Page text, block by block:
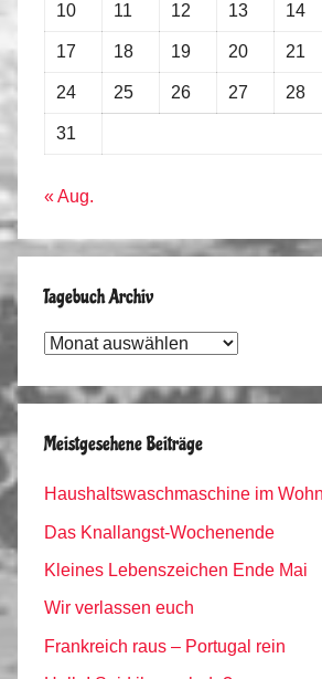
10 11 12 13 14
17 18 19 20 21
24 25 26 27 28
31
« Aug.
Tagebuch Archiv
Tagebuch
Meistgesehene Beiträge
Haushaltswaschmaschine im
Das Knallangst-Wochenende
Kleines Lebenszeichen Ende Mai
Wir verlassen euch
Frankreich raus – Portugal rein